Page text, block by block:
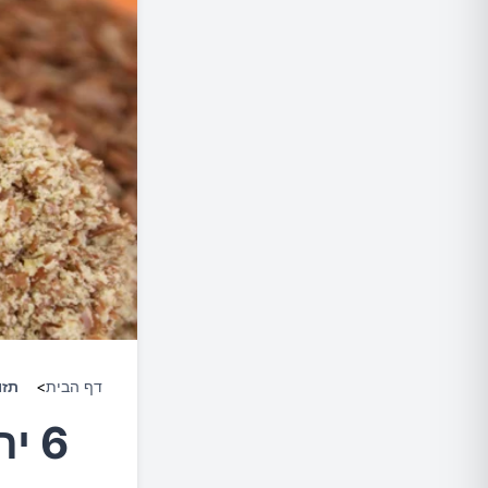
דף הבית>
6 יתרונות בריאותיים לזרעי פשתן